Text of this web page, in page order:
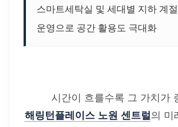
스마트세탁실 및 세대별 지하 계
운영으로 공간 활용도 극대화
시간이 흐를수록 그 가치가
해링턴플레이스 노원 센트럴의 미